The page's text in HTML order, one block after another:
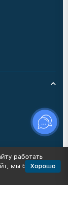
работать
мы будемХорошо